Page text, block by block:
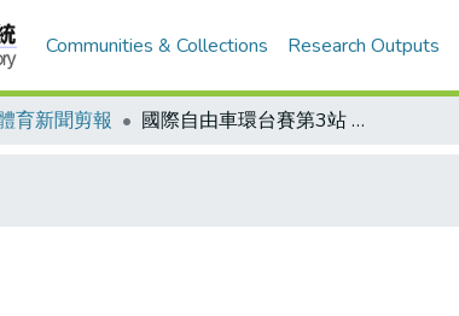
Communities & Collections Research Outputs
育新聞剪報 國際自由車環台賽第3站 馮俊凱搶下登山王/馮俊凱募款籌比賽經費/第三站結果一覽表/從136kg瘦到80kg 蘇正丞親身體驗/名駒看板